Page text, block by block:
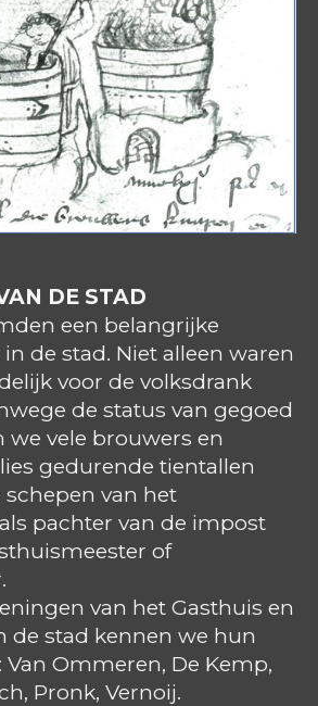
DE STAD
een belangrijke
de stad. Niet alleen waren
voor de volksdrank
de status van gegoed
we vele brouwers en
gedurende tientallen
van het
pachter van de impost
of
van het Gasthuis en
de stad kennen we hun
Ommeren, De Kemp,
Pronk, Vernoij.